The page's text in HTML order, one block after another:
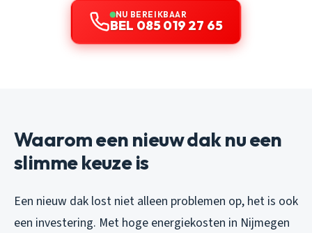
NU BEREIKBAAR
BEL 085 019 27 65
Waarom een nieuw dak nu een
slimme keuze is
Een nieuw dak lost niet alleen problemen op, het is ook
een investering. Met hoge energiekosten in Nijmegen